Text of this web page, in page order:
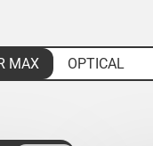
MAX OPTICAL